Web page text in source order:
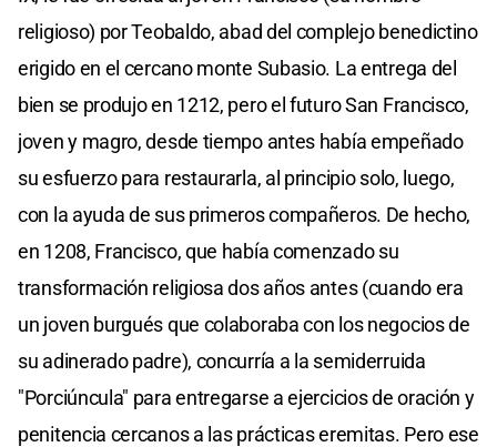
religioso) por Teobaldo, abad del complejo benedictino
erigido en el cercano monte Subasio. La entrega del
bien se produjo en 1212, pero el futuro San Francisco,
joven y magro, desde tiempo antes había empeñado
su esfuerzo para restaurarla, al principio solo, luego,
con la ayuda de sus primeros compañeros. De hecho,
en 1208, Francisco, que había comenzado su
transformación religiosa dos años antes (cuando era
un joven burgués que colaboraba con los negocios de
su adinerado padre), concurría a la semiderruida
"Porciúncula" para entregarse a ejercicios de oración y
penitencia cercanos a las prácticas eremitas. Pero ese